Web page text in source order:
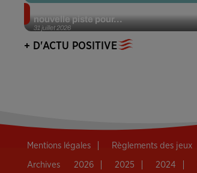
31 juillet 2026
nouvelle piste pour...
+ D'ACTU POSITIVE
Mentions légales Règlements des jeux
Archives 2026 2025 2024